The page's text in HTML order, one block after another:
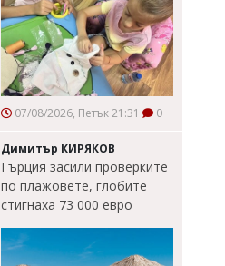
07/08/2026, Петък 21:31 0
Димитър КИРЯКОВ
Гърция засили проверките
по плажовете, глобите
стигнаха 73 000 евро